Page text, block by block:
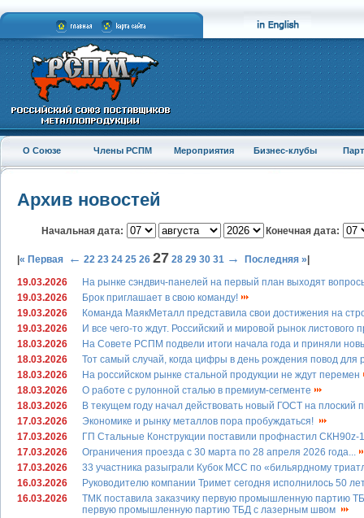
О Союзе Члены РСПМ Мероприятия Бизнес-клубы
Архив новостей
Начальная дата: Конечная дата:
« Первая ← 22 23 24 25 26 27 28 29 30 31 → Последняя »
19.03.2026
На рынке сэндвич-панелей на первый план выходят
19.03.2026
Брок приглашает в свою команду!
19.03.2026
Команда МаякМеталл представила свои достижения на
19.03.2026
И все чего-то ждут. Российский и мировой рынок листового
18.03.2026
На Совете РСПМ подвели итоги начала года и приняли
18.03.2026
Тот самый случай, когда цифры в день рождения повод для
18.03.2026
На российском рынке стальной продукции не ждут перемен
18.03.2026
О работе с рулонной сталью в премиум-сегменте
18.03.2026
В текущем году начал действовать новый ГОСТ на
17.03.2026
Экономике и рынку металлов пора пробуждаться!
17.03.2026
ГП Стальные Конструкции поставили профнастил СКН90z-
17.03.2026
Ограничения проезда с 30 марта по 28 апреля 2026 года...
17.03.2026
33 участника разыграли Кубок МСС по «бильярдному
16.03.2026
Руководителю компании Тримет сегодня исполнилось 50
16.03.2026
ТМК поставила заказчику первую промышленную партию
первую промышленную партию ТБД с лазерным швом